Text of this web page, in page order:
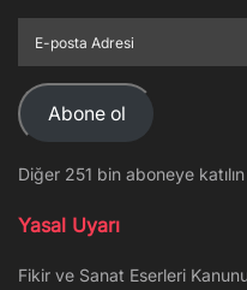
posta
Adresi
Abone ol
Diğer 251 bin aboneye katılın
Yasal Uyarı
Fikir ve Sanat Eserleri